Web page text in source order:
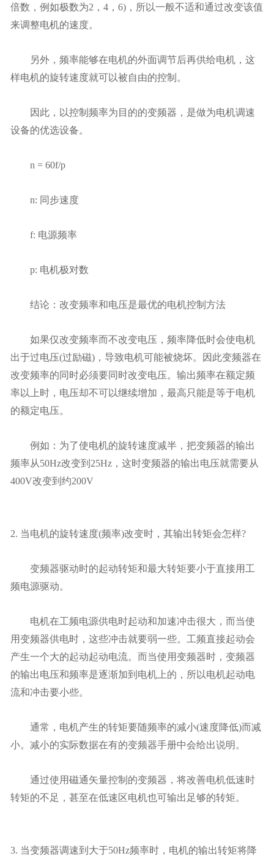
倍数，例如极数为2，4，6)，所以一般不适和通过改变该值
来调整电机的速度。
另外，频率能够在电机的外面调节后再供给电机，这
样电机的旋转速度就可以被自由的控制。
因此，以控制频率为目的的变频器，是做为电机调速
设备的优选设备。
n = 60f/p
n: 同步速度
f: 电源频率
p: 电机极对数
结论：改变频率和电压是最优的电机控制方法
如果仅改变频率而不改变电压，频率降低时会使电机
出于过电压(过励磁)，导致电机可能被烧坏。因此变频器在
改变频率的同时必须要同时改变电压。输出频率在额定频
率以上时，电压却不可以继续增加，最高只能是等于电机
的额定电压。
例如：为了使电机的旋转速度减半，把变频器的输出
频率从50Hz改变到25Hz，这时变频器的输出电压就需要从
400V改变到约200V
2. 当电机的旋转速度(频率)改变时，其输出转矩会怎样?
变频器驱动时的起动转矩和最大转矩要小于直接用工
频电源驱动。
电机在工频电源供电时起动和加速冲击很大，而当使
用变频器供电时，这些冲击就要弱一些。工频直接起动会
产生一个大的起动起动电流。而当使用变频器时，变频器
的输出电压和频率是逐渐加到电机上的，所以电机起动电
流和冲击要小些。
通常，电机产生的转矩要随频率的减小(速度降低)而减
小。减小的实际数据在有的变频器手册中会给出说明。
通过使用磁通矢量控制的变频器，将改善电机低速时
转矩的不足，甚至在低速区电机也可输出足够的转矩。
3. 当变频器调速到大于50Hz频率时，电机的输出转矩将降